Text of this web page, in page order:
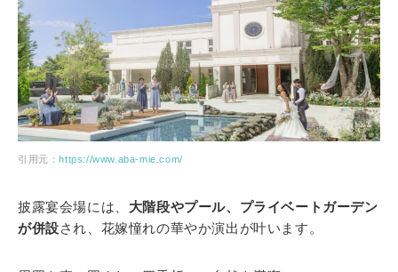
引用元：https://www.aba-mie.com/
披露宴会場には、 大階段やプール、プライベートガーデン
が併設され、花嫁憧れの華やか演出が叶います。